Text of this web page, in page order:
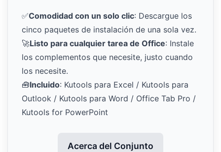
✅Comodidad con un solo clic: Descargue los
cinco paquetes de instalación de una sola vez.
🚀Listo para cualquier tarea de Office: Instale
los complementos que necesite, justo cuando
los necesite.
🧰Incluido: Kutools para Excel / Kutools para
Outlook / Kutools para Word / Office Tab Pro /
Kutools for PowerPoint
Acerca del Conjunto